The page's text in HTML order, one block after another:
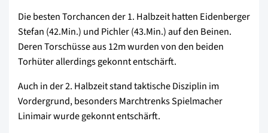
Die besten Torchancen der 1. Halbzeit hatten Eidenberger
Stefan (42.Min.) und Pichler (43.Min.) auf den Beinen.
Deren Torschüsse aus 12m wurden von den beiden
Torhüter allerdings gekonnt entschärft.
Auch in der 2. Halbzeit stand taktische Disziplin im
Vordergrund, besonders Marchtrenks Spielmacher
Linimair wurde gekonnt entschärft.